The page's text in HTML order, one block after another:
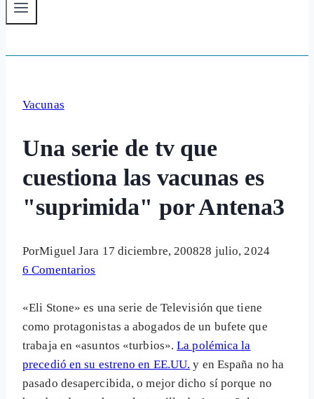
Vacunas
Una serie de tv que
cuestiona las vacunas es
"suprimida" por Antena3
PorMiguel Jara 17 diciembre, 200828 julio, 2024
6 Comentarios
«Eli Stone» es una serie de Televisión que tiene
como protagonistas a abogados de un bufete que
trabaja en «asuntos «turbios».La polémica la
precedió en su estreno en EE.UU. y en España no ha
pasado desapercibida, o mejor dicho sí porque no